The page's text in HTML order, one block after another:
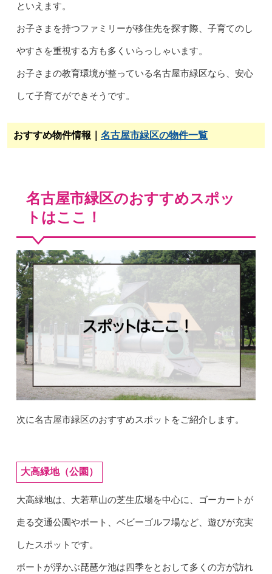
といえます。
お子さまを持つファミリーが移住先を探す際、子育てのし
やすさを重視する方も多くいらっしゃいます。
お子さまの教育環境が整っている名古屋市緑区なら、安心
して子育てができそうです。
おすすめ物件情報｜ 名古屋市緑区の物件一覧
名古屋市緑区のおすすめスポッ
トはここ！
次に名古屋市緑区のおすすめスポットをご紹介します。
大高緑地（公園）
大高緑地は、大若草山の芝生広場を中心に、ゴーカートが
走る交通公園やボート、ベビーゴルフ場など、遊びが充実
したスポットです。
ボートが浮かぶ琵琶ケ池は四季をとおして多くの方が訪れ